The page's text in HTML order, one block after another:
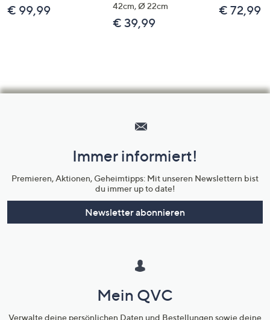
€ 99,99
42cm, Ø 22cm
€ 39,99
€ 72,99
Unternehmensinformationen
Immer informiert!
Premieren, Aktionen, Geheimtipps: Mit unseren Newslettern bist
du immer up to date!
Newsletter abonnieren
Mein QVC
Verwalte deine persönlichen Daten und Bestellungen sowie deine